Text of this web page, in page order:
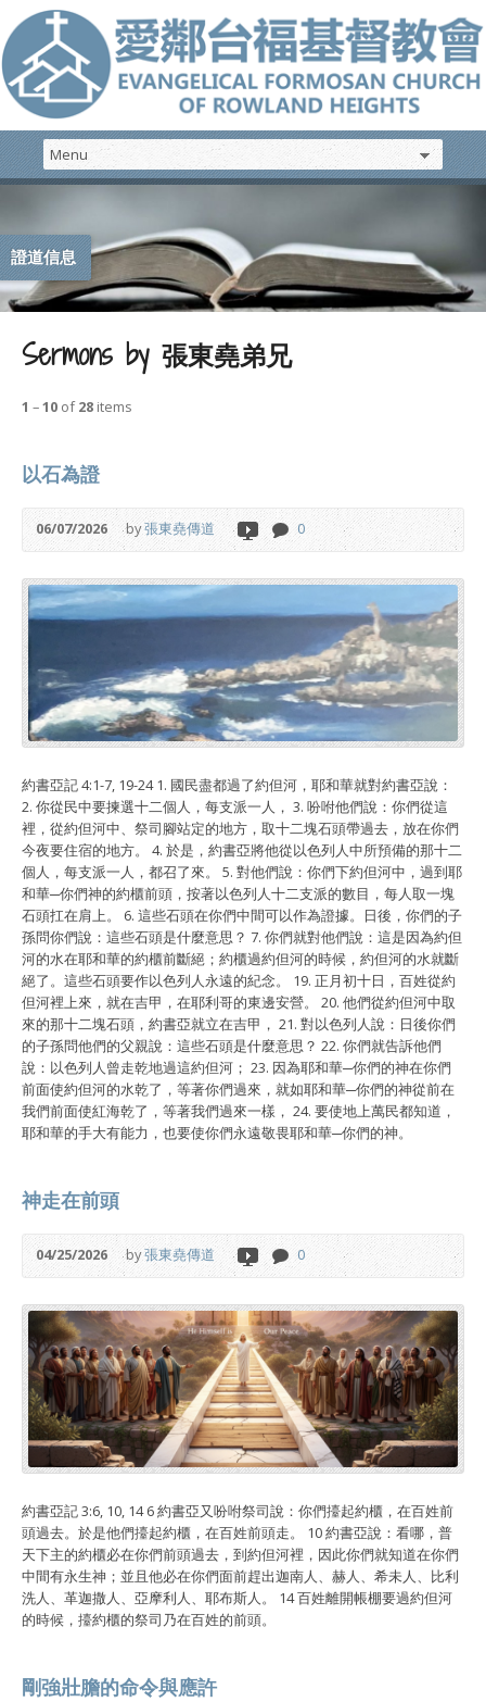
證道信息
Sermons by 張東堯弟兄
1 –10 of28 items
以石為證
06/07/2026 by張東堯傳道 0
約書亞記 4:1-7, 19-24 1. 國民盡都過了約但河，耶和華就對約書亞說：
2. 你從民中要揀選十二個人，每支派一人， 3. 吩咐他們說：你們從這
裡，從約但河中、祭司腳站定的地方，取十二塊石頭帶過去，放在你們
今夜要住宿的地方。 4. 於是，約書亞將他從以色列人中所預備的那十二
個人，每支派一人，都召了來。 5. 對他們說：你們下約但河中，過到耶
和華─你們神的約櫃前頭，按著以色列人十二支派的數目，每人取一塊
石頭扛在肩上。 6. 這些石頭在你們中間可以作為證據。日後，你們的子
孫問你們說：這些石頭是什麼意思？ 7. 你們就對他們說：這是因為約但
河的水在耶和華的約櫃前斷絕；約櫃過約但河的時候，約但河的水就斷
絕了。這些石頭要作以色列人永遠的紀念。 19. 正月初十日，百姓從約
但河裡上來，就在吉甲，在耶利哥的東邊安營。 20. 他們從約但河中取
來的那十二塊石頭，約書亞就立在吉甲， 21. 對以色列人說：日後你們
的子孫問他們的父親說：這些石頭是什麼意思？ 22. 你們就告訴他們
說：以色列人曾走乾地過這約但河； 23. 因為耶和華─你們的神在你們
前面使約但河的水乾了，等著你們過來，就如耶和華─你們的神從前在
我們前面使紅海乾了，等著我們過來一樣， 24. 要使地上萬民都知道，
耶和華的手大有能力，也要使你們永遠敬畏耶和華─你們的神。
神走在前頭
04/25/2026 by張東堯傳道 0
約書亞記 3:6, 10, 14 6 約書亞又吩咐祭司說：你們擡起約櫃，在百姓前
頭過去。於是他們擡起約櫃，在百姓前頭走。 10 約書亞說：看哪，普
天下主的約櫃必在你們前頭過去，到約但河裡，因此你們就知道在你們
中間有永生神；並且他必在你們面前趕出迦南人、赫人、希未人、比利
洗人、革迦撒人、亞摩利人、耶布斯人。 14 百姓離開帳棚要過約但河
的時候，擡約櫃的祭司乃在百姓的前頭。
剛強壯膽的命令與應許